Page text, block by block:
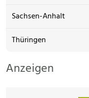
Sachsen-Anhalt
Thüringen
Anzeigen